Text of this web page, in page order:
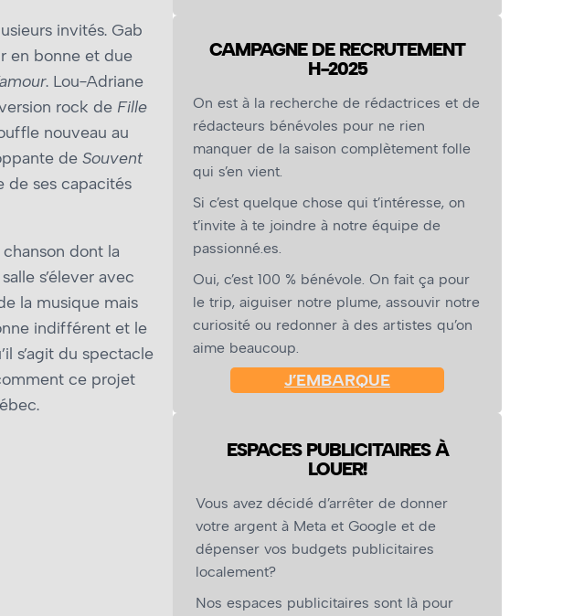
invités. Gab
en bonne et due
. Lou-Adriane
rock de Fille
nouveau au
de Souvent
de ses capacités
chanson dont la
s’élever avec
la musique mais
indifférent et le
s’agit du spectacle
ce projet
Ariane Roy – Photo : Léo Moffet
CAMPAGNE DE RECRUTEMENT
H-2025
On est à la recherche de rédactrices et de
rédacteurs bénévoles pour ne rien
manquer de la saison complètement folle
qui s’en vient.
Si c’est quelque chose qui t’intéresse, on
t’invite à te joindre à notre équipe de
passionné.es.
Oui, c’est 100 % bénévole. On fait ça pour
le trip, aiguiser notre plume, assouvir notre
curiosité ou redonner à des artistes qu’on
aime beaucoup.
J’EMBARQUE
ESPACES PUBLICITAIRES À
LOUER!
Vous avez décidé d’arrêter de donner
votre argent à Meta et Google et de
dépenser vos budgets publicitaires
localement?
Nos espaces publicitaires sont là pour